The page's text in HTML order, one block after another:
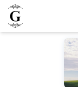
Logo Pompes